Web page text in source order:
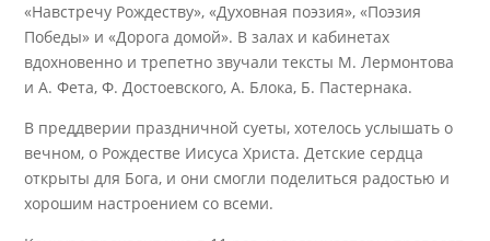
«Навстречу Рождеству», «Духовная поэзия», «Поэзия
Победы» и «Дорога домой». В залах и кабинетах
вдохновенно и трепетно звучали тексты М. Лермонтова
и А. Фета, Ф. Достоевского, А. Блока, Б. Пастернака.
В преддверии праздничной суеты, хотелось услышать о
вечном, о Рождестве Иисуса Христа. Детские сердца
открыты для Бога, и они смогли поделиться радостью и
хорошим настроением со всеми.